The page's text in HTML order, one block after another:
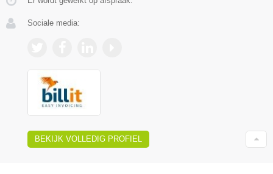
Sociale media:
BEKIJK VOLLEDIG PROFIEL